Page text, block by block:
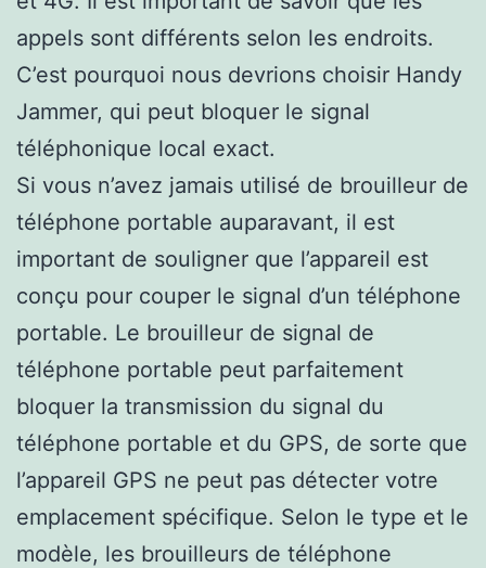
appels sont différents selon les endroits.
C’est pourquoi nous devrions choisir Handy
Jammer, qui peut bloquer le signal
téléphonique local exact.
Si vous n’avez jamais utilisé de brouilleur de
téléphone portable auparavant, il est
important de souligner que l’appareil est
conçu pour couper le signal d’un téléphone
portable. Le brouilleur de signal de
téléphone portable peut parfaitement
bloquer la transmission du signal du
téléphone portable et du GPS, de sorte que
l’appareil GPS ne peut pas détecter votre
emplacement spécifique. Selon le type et le
modèle, les brouilleurs de téléphone